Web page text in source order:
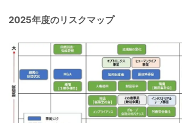
2025年度のリスクマップ